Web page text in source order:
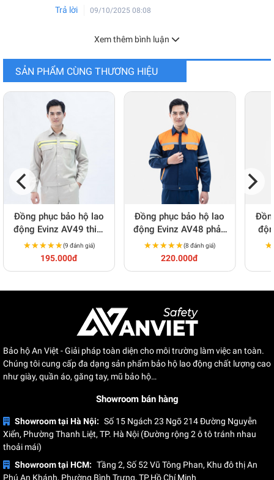
PHIẾU KIỂM ĐỊNH CHẤT LƯỢNG
Trả lời 09/10/2025 08:08
Xem thêm bình luận
SẢN PHẨM CÙNG THƯƠNG HIỆU
Đồng phục bảo hộ lao
động Evinz AV49 thiết
kế chuyên nghiệp cho
kỹ sư, nhân viên kỹ
★★★★★
★★★★★(9 đánh giá)
195.000đ
Đồng phục bảo hộ lao
động Evinz AV48 phản
quang cao cấp cho kỹ
sư, nhân viên kỹ thuật,
★★★★★
★★★★★(8 đánh giá)
220.000đ
Bảo hộ An Việt - Giải pháp toàn diện cho môi trường làm việc an toàn.
Chúng tôi cung cấp đa dạng sản phẩm bảo hộ lao động chất lượng cao
như giày, quần áo, găng tay, mũ bảo hộ…
Showroom bán hàng
Showroom tại Hà Nội: Số 15 Ngách 23 Ngõ 214 Đường Nguyễn
Xiển, Phường Thanh Liệt, TP. Hà Nội (Đường rộng 2 ô tô tránh nhau
thoải mái)
Showroom tại HCM: Tầng 2, Số 52 Vũ Tông Phan, Khu đô thị An
Phú An Khánh, Phường Bình Trưng, TP.Hồ Chí Minh